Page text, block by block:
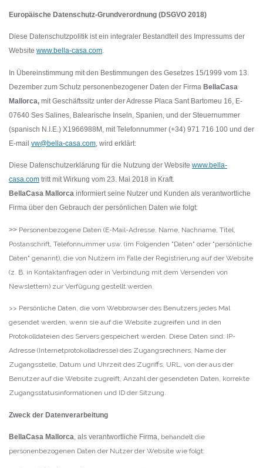
Europäische Datenschutz-Grundverordnung (DSGVO 2018)
Diese Datenschutzpolitik ist ein integraler Bestandteil des Impressums der
Website www.bella-casa.com.
In Übereinstimmung mit den Bestimmungen des Gesetzes 15/1999 vom 13.
Dezember zum Schutz personenbezogener Daten der Firma BellaCasa
Mallorca, mit Geschäftssitz unter der Adresse Placa Sant Bartomeu 16, E-
07640 Ses Salines, Balearische Inseln, Spanien, und der Steuernummer
(spanisch N.I.E.) X1966988M, mit Telefonnummer (+34) 971 716 100 und der
E-mail vw@bella-casa.com , wird erklärt:
Diese Datenschutzerklärung für die Nutzung der Website www.bella-
casa.com tritt mit Wirkung vom 23. Mai 2018 in Kraft.
BellaCasa Mallorca informiert seine Nutzer und Kunden als verantwortliche
Firma über den Gebrauch der persönlichen Daten wie folgt:
>> Personenbezogene Daten (E-Mail-Adresse, Name, Nachname, Titel,
Postanschrift, Telefonnummer usw. (im Folgenden "Daten" oder "persönliche
Daten" genannt), die von Nutzern im Falle der Registrierung auf der Website
(z. B. in Kontaktanfragen oder in Verbindung mit dem Versenden von
Newslettern) zur Verfügung gestellt werden.
>> Persönliche Daten, die vom Webbrowser des Benutzers jedes Mal
gesendet werden, wenn sie auf die Website zugreifen und in den
Protokolldateien des Servers gespeichert werden. Diese Daten sind: IP-
Adresse (Internetprotokolladresse) des Zugangsrechners, Name der
Zugangsstelle, Datum und Uhrzeit des Zugriffs, URL, von der aus der
Benutzer auf die Website zugreift, Anzahl der gesendeten Daten, korrekte
Zugangsstatusinformationen und ID der Sitzung.
Zweck der Datenverarbeitung
BellaCasa Mallorca, als verantwortliche Firma, behandelt die
personenbezogenen Daten der Nutzer der Website wie folgt: